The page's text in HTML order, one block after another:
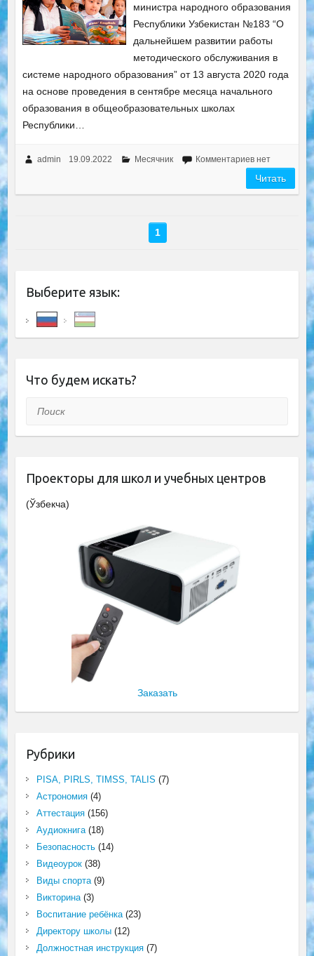
министра народного образования
Республики Узбекистан №183 “О
дальнейшем развитии работы
методического обслуживания в
системе народного образования” от 13 августа 2020 года
на основе проведения в сентябре месяца начального
образования в общеобразовательных школах
Республики…
admin 19.09.2022 Месячник Комментариев нет
Читать
1
Выберите язык:
Что будем искать?
Поиск
Проекторы для школ и учебных центров
(Ўзбекча)
Заказать
Рубрики
PISA, PIRLS, TIMSS, TALIS (7)
Астрономия(4)
Аттестация(156)
Аудиокнига(18)
Безопасность(14)
Видеоурок(38)
Виды спорта(9)
Викторина(3)
Воспитание ребёнка(23)
Директору школы(12)
Должностная инструкция(7)